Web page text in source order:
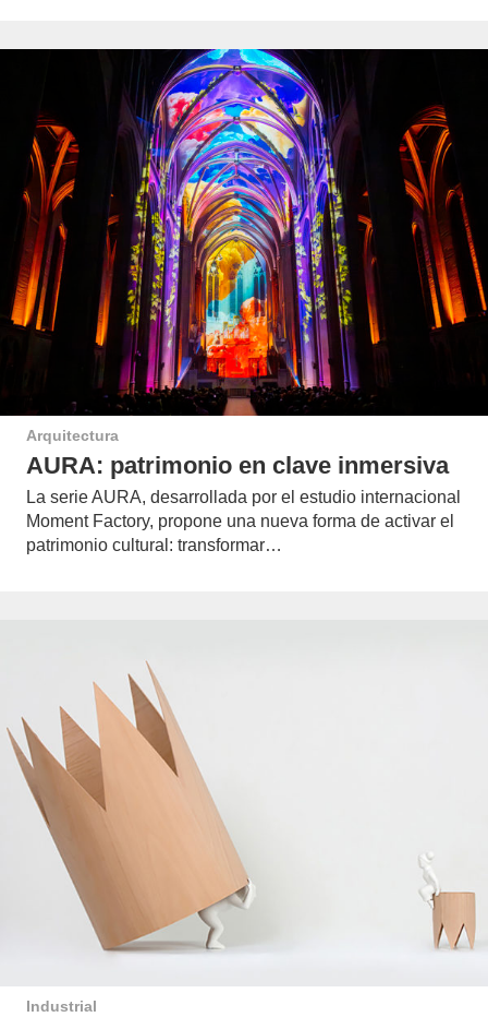
Arquitectura
AURA: patrimonio en clave inmersiva
La serie AURA, desarrollada por el estudio internacional
Moment Factory, propone una nueva forma de activar el
patrimonio cultural: transformar…
Industrial